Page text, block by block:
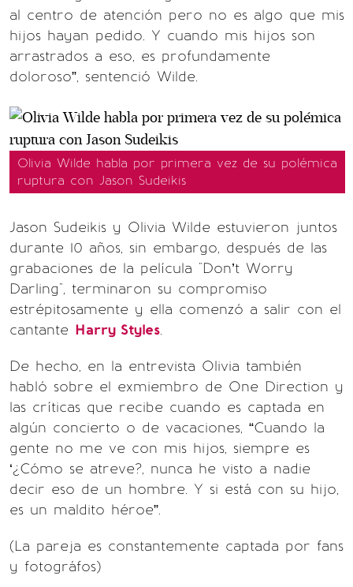
al centro de atención pero no es algo que mis
hijos hayan pedido. Y cuando mis hijos son
arrastrados a eso, es profundamente
doloroso”, sentenció Wilde.
Olivia Wilde habla por primera vez de su polémica
ruptura con Jason Sudeikis
Jason Sudeikis y Olivia Wilde estuvieron juntos
durante 10 años, sin embargo, después de las
grabaciones de la película "Don’t Worry
Darling", terminaron su compromiso
estrépitosamente y ella comenzó a salir con el
cantante Harry Styles.
De hecho, en la entrevista Olivia también
habló sobre el exmiembro de One Direction y
las críticas que recibe cuando es captada en
algún concierto o de vacaciones, “Cuando la
gente no me ve con mis hijos, siempre es
‘¿Cómo se atreve?, nunca he visto a nadie
decir eso de un hombre. Y si está con su hijo,
es un maldito héroe”.
(La pareja es constantemente captada por fans
y fotográfos)